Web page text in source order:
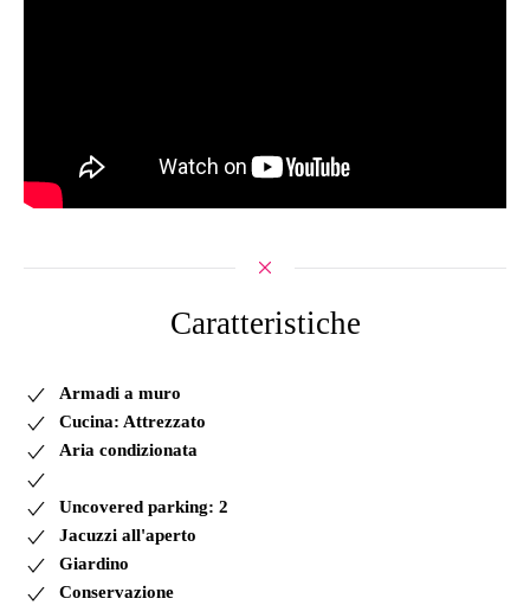
Caratteristiche
Armadi a muro
Cucina: Attrezzato
Aria condizionata
Uncovered parking: 2
Jacuzzi all'aperto
Giardino
Conservazione